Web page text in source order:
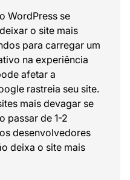
WordPress se
o site mais
para carregar um
na experiência
afetar a
rastreia seu site.
mais devagar se
passar de 1-2
desenvolvedores
deixa o site mais